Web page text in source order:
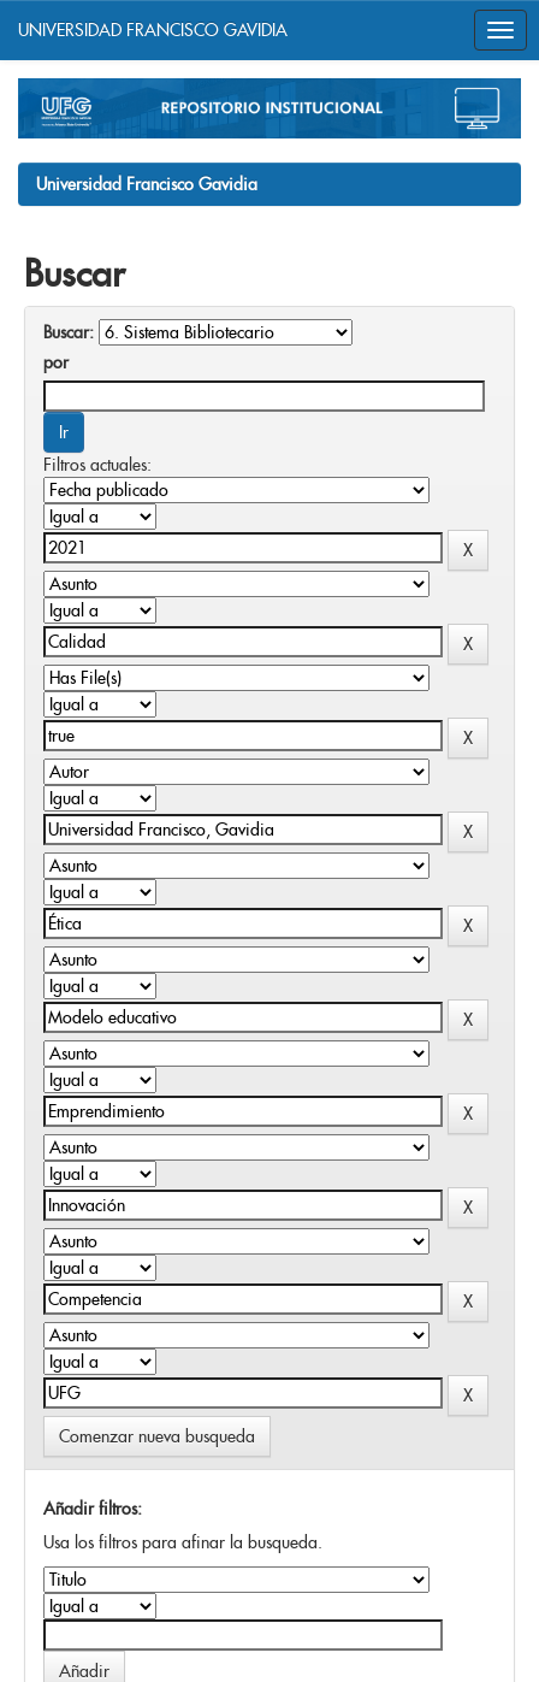
navigation
UNIVERSIDAD FRANCISCO GAVIDIA
Universidad Francisco Gavidia
Buscar
Buscar:
por
Filtros actuales:
Comenzar nueva busqueda
Añadir filtros:
Usa los filtros para afinar la busqueda.